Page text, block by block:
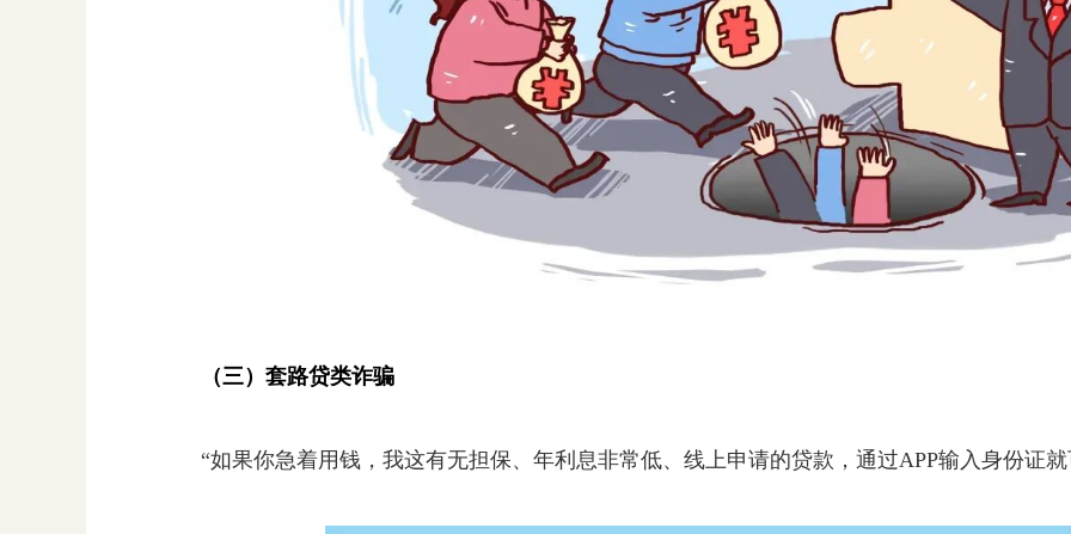
（三）套路贷类诈骗
“如果你急着用钱，我这有无担保、年利息非常低、线上申请的贷款，通过APP输入身份证